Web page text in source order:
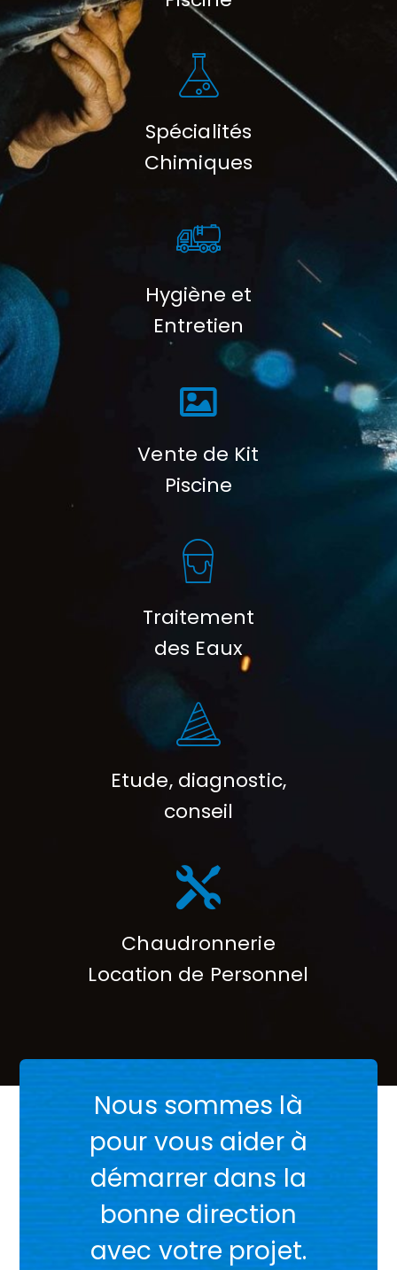
Spécialités
Chimiques
Hygiène et
Entretien
Vente de Kit
Piscine
Traitement
des Eaux
Etude, diagnostic,
conseil
Chaudronnerie
Location de Personnel
Nous sommes là
pour vous aider à
démarrer dans la
bonne direction
avec votre projet.